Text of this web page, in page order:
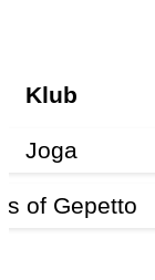
Klub
Joga
of Gepetto